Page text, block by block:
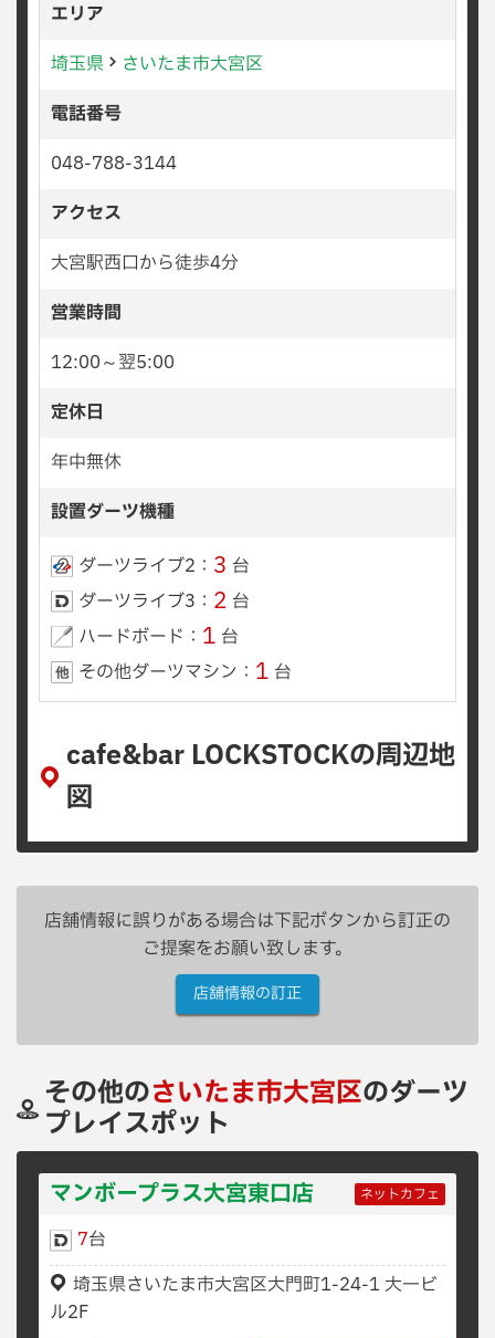
エリア
埼玉県
さいたま市大宮区
電話番号
048-788-3144
アクセス
大宮駅西口から徒歩4分
営業時間
12:00～翌5:00
定休日
年中無休
設置ダーツ機種
ダーツライブ2： 3 台
ダーツライブ3： 2 台
ハードボード： 1 台
その他ダーツマシン： 1 台
cafe&bar LOCKSTOCKの周辺地
図
店舗情報に誤りがある場合は下記ボタンから訂正の
ご提案をお願い致します。
店舗情報の訂正
その他のさいたま市大宮区のダーツ
プレイスポット
マンボープラス大宮東口店 ネットカフェ
7台
埼玉県さいたま市大宮区大門町1-24-1 大一ビ
ル2F